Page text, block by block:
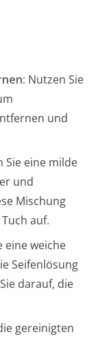
Nutzen Sie
und
Sie eine milde
und
Mischung
auf.
eine weiche
Seifenlösung
darauf, die
gereinigten